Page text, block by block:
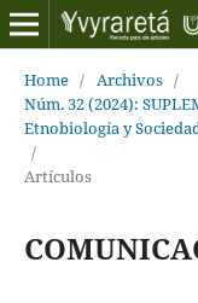
Home / Archivos /
Núm. 32 (2024):
Etnobiología y
/
Artículos